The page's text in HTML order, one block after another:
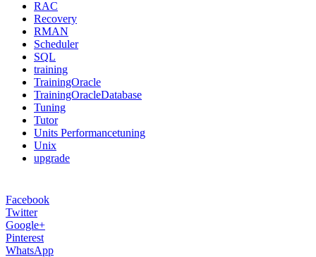
RAC
Recovery
RMAN
Scheduler
SQL
training
TrainingOracle
TrainingOracleDatabase
Tuning
Tutor
Units Performancetuning
Unix
upgrade
Facebook
Twitter
Google+
Pinterest
WhatsApp